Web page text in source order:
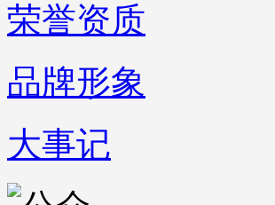
荣誉资质
品牌形象
大事记